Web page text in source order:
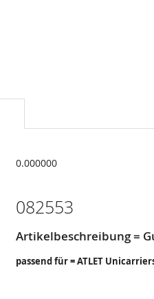
0.000000
082553
Artikelbeschreibung =
passend für = ATLET